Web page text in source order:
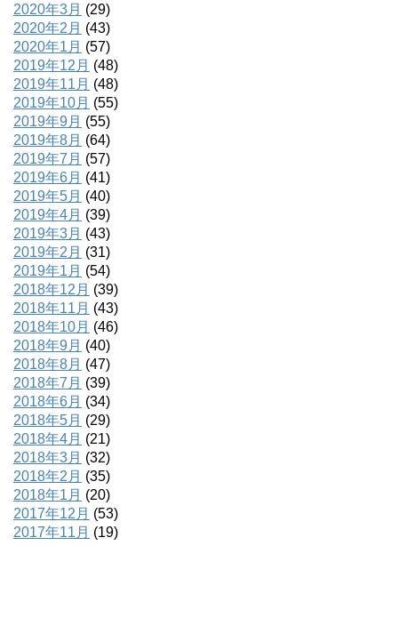
2020年3月 (29)
2020年2月 (43)
2020年1月 (57)
2019年12月 (48)
2019年11月 (48)
2019年10月 (55)
2019年9月 (55)
2019年8月 (64)
2019年7月 (57)
2019年6月 (41)
2019年5月 (40)
2019年4月 (39)
2019年3月 (43)
2019年2月 (31)
2019年1月 (54)
2018年12月 (39)
2018年11月 (43)
2018年10月 (46)
2018年9月 (40)
2018年8月 (47)
2018年7月 (39)
2018年6月 (34)
2018年5月 (29)
2018年4月 (21)
2018年3月 (32)
2018年2月 (35)
2018年1月 (20)
2017年12月 (53)
2017年11月 (19)